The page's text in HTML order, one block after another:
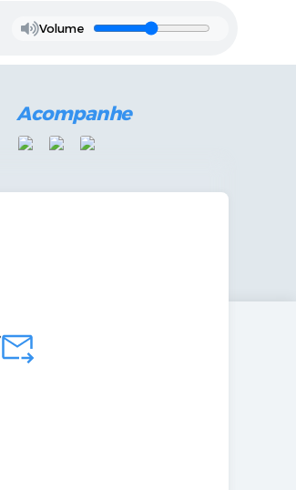
Volume
Acompanhe